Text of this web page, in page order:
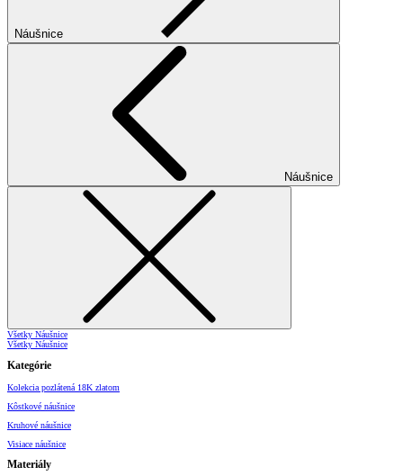
Náušnice
Náušnice
Všetky Náušnice
Všetky Náušnice
Kategórie
Kolekcia pozlátená 18K zlatom
Kôstkové náušnice
Kruhové náušnice
Visiace náušnice
Materiály